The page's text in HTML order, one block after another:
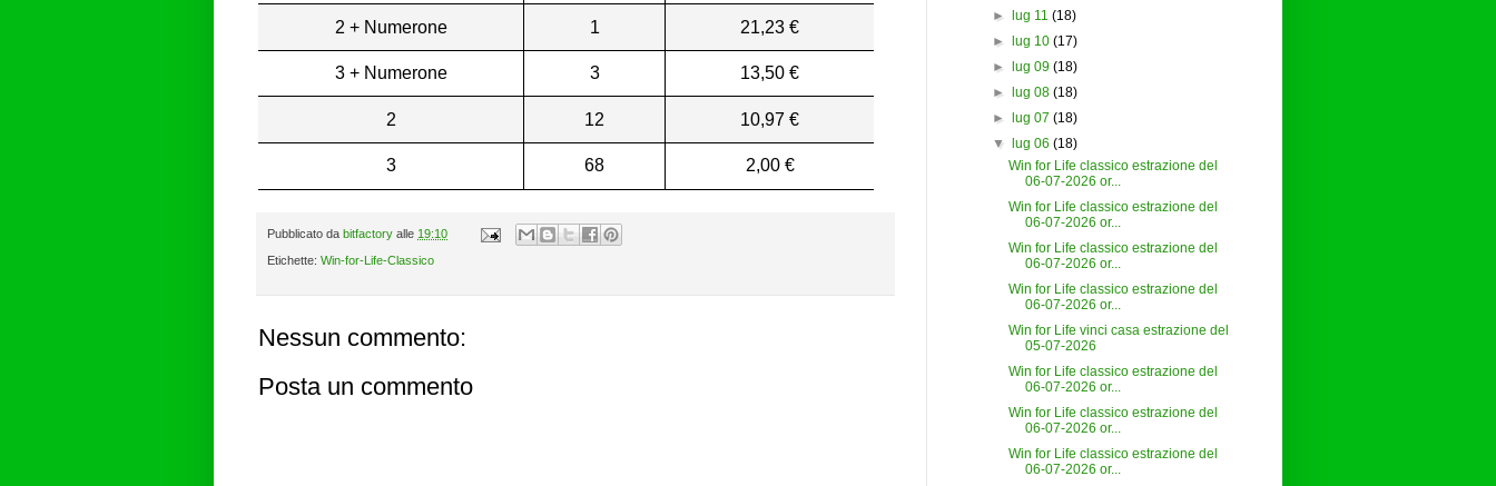
2 + Numerone 1 21,23 €
3 + Numerone 3 13,50 €
2 12 10,97 €
3 68 2,00 €
Pubblicato da bitfactory alle 19:10
Etichette: Win-for-Life-Classico
Nessun commento:
Posta un commento
►
lug 11 (18)
►
lug 10 (17)
►
lug 09 (18)
►
lug 08 (18)
►
lug 07 (18)
▼
lug 06 (18)
Win for Life classico estrazione del
06-07-2026 or...
Win for Life classico estrazione del
06-07-2026 or...
Win for Life classico estrazione del
06-07-2026 or...
Win for Life classico estrazione del
06-07-2026 or...
Win for Life vinci casa estrazione del
05-07-2026
Win for Life classico estrazione del
06-07-2026 or...
Win for Life classico estrazione del
06-07-2026 or...
Win for Life classico estrazione del
06-07-2026 or...